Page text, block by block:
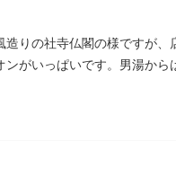
りの社寺仏閣の様ですが、
がいっぱいです。男湯から